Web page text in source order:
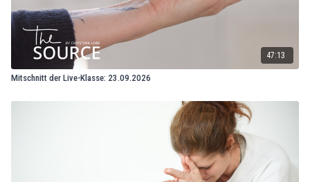
47:13
Mitschnitt der Live-Klasse: 23.09.2026